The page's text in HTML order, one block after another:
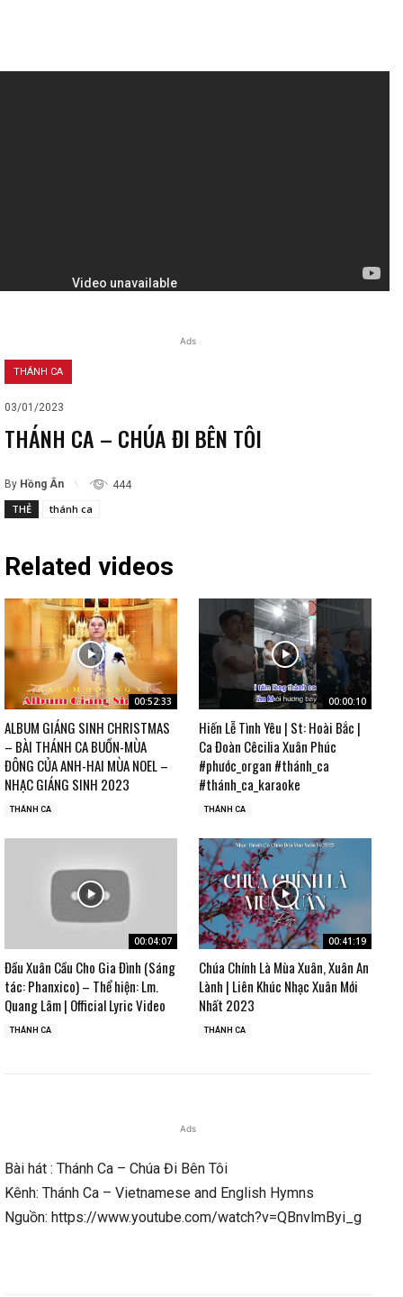
Ads
THÁNH CA
03/01/2023
THÁNH CA – CHÚA ĐI BÊN TÔI
By Hồng Ân 444
THẺ thánh ca
Related videos
00:52:33
ALBUM GIÁNG SINH CHRISTMAS
– BÀI THÁNH CA BUỒN-MÙA
ĐÔNG CỦA ANH-HAI MÙA NOEL –
NHẠC GIÁNG SINH 2023
THÁNH CA
00:00:10
Hiến Lễ Tình Yêu | St: Hoài Bắc |
Ca Đoàn Cêcilia Xuân Phúc
#phước_organ #thánh_ca
#thánh_ca_karaoke
THÁNH CA
00:04:07
Đầu Xuân Cầu Cho Gia Đình (Sáng
tác: Phanxico) – Thể hiện: Lm.
Quang Lâm | Official Lyric Video
THÁNH CA
00:41:19
Chúa Chính Là Mùa Xuân, Xuân An
Lành | Liên Khúc Nhạc Xuân Mới
Nhất 2023
THÁNH CA
Ads
Bài hát : Thánh Ca – Chúa Đi Bên Tôi
Kênh: Thánh Ca – Vietnamese and English Hymns
Nguồn: https://www.youtube.com/watch?v=QBnvlmByi_g